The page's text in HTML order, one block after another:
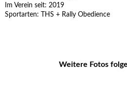
Im Verein seit: 2019
Sportarten: THS + Rally Obedience
Weitere Fotos